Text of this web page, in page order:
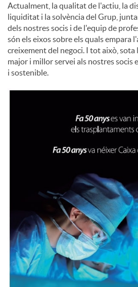
Actualment, la qualitat de l'actiu, la
liquiditat i la solvència del Grup,
dels nostres socis i de l'equip de
són els eixos sobre els quals empara
creixement del negoci. I tot això,
major i millor servei als nostres socis
i sostenible.